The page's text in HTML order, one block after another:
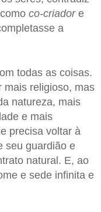
co-criadore
a
todas as coisas.
mais religioso, mas
natureza, mais
e mais
precisa voltar à
seu guardião e
natural. E, ao
e sede infinita e